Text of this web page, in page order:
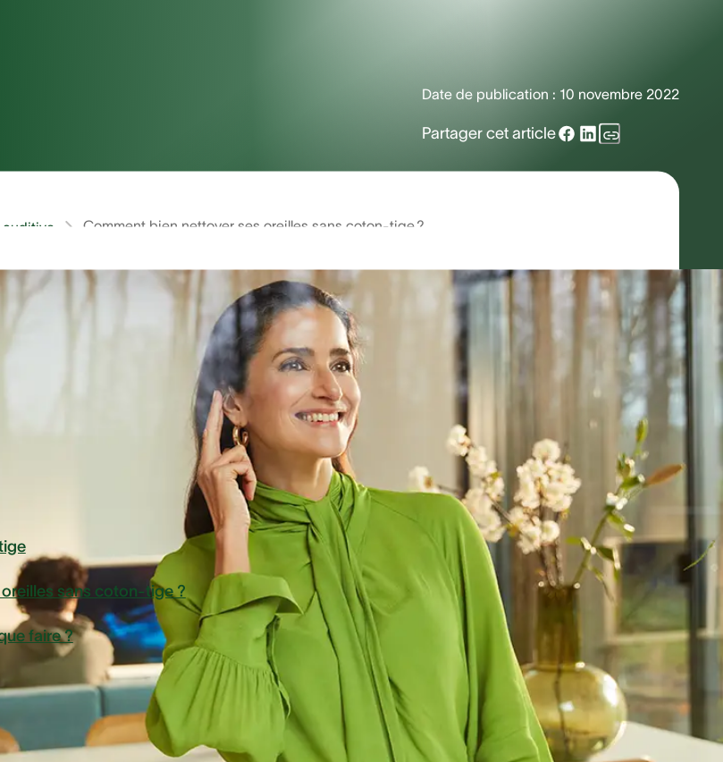
Date de publication : 10 novembre 2022
Partager cet article
Comment bien nettoyer ses oreilles sans coton-tige ?
auditive
anodin car une bonne hygiène auriculaire est importante. Alors, prenez garde
conduire à la formation d’un bouchon de cérumen associé à des
une surdité.
sans coton-tige ?
faire ?
quele cérumen est utile. Il crée une barrière contre les bactéries et les poussières